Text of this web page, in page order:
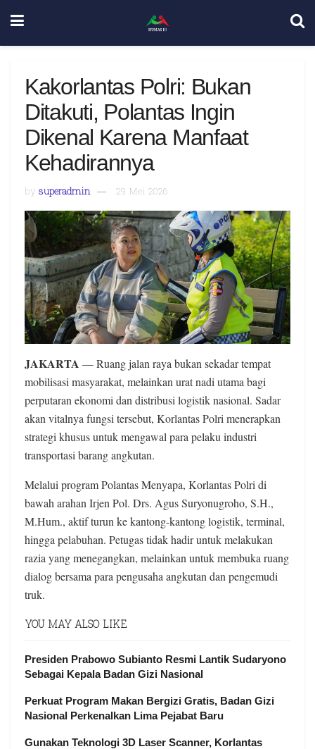
Kakorlantas Polri: Bukan
Ditakuti, Polantas Ingin
Dikenal Karena Manfaat
Kehadirannya
by superadmin 29 Mei 2026
JAKARTA — Ruang jalan raya bukan sekadar tempat
mobilisasi masyarakat, melainkan urat nadi utama bagi
perputaran ekonomi dan distribusi logistik nasional. Sadar
akan vitalnya fungsi tersebut, Korlantas Polri menerapkan
strategi khusus untuk mengawal para pelaku industri
transportasi barang angkutan.
Melalui program Polantas Menyapa, Korlantas Polri di
bawah arahan Irjen Pol. Drs. Agus Suryonugroho, S.H.,
M.Hum., aktif turun ke kantong-kantong logistik, terminal,
hingga pelabuhan. Petugas tidak hadir untuk melakukan
razia yang menegangkan, melainkan untuk membuka ruang
dialog bersama para pengusaha angkutan dan pengemudi
truk.
YOU MAY ALSO LIKE
Presiden Prabowo Subianto Resmi Lantik Sudaryono
Sebagai Kepala Badan Gizi Nasional
Perkuat Program Makan Bergizi Gratis, Badan Gizi
Nasional Perkenalkan Lima Pejabat Baru
Gunakan Teknologi 3D Laser Scanner, Korlantas